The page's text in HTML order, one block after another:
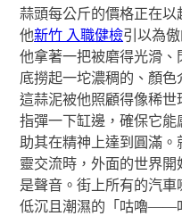
蒜頭每公斤的價格正在以
他新竹 入職健檢引以為
他拿著一把被磨得光滑
底撈起一坨濃稠的、顏色
這蒜泥被他照顧得像稀
指彈一下缸邊，確保它
助其在精神上達到圓滿
靈交流時，外面的世界
是聲音。街上所有的汽車
低沉且潮濕的「咕嚕——